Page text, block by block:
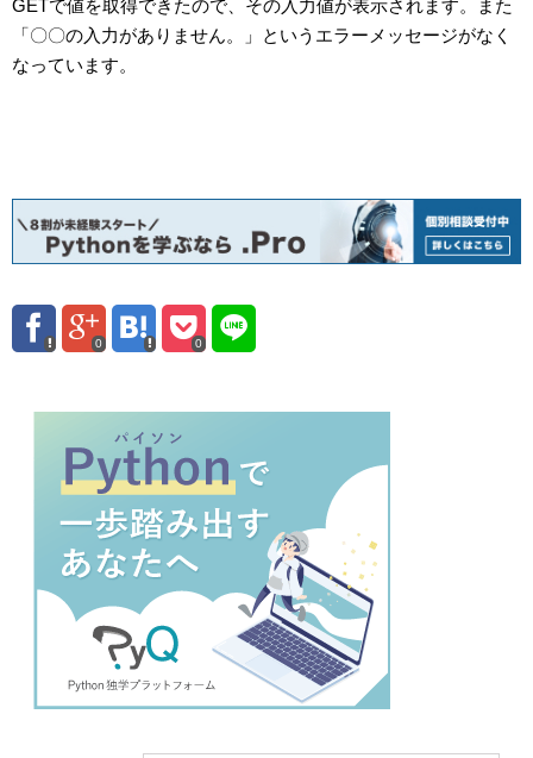
GETで値を取得できたので、その入力値が表示されます。また
「〇〇の入力がありません。」というエラーメッセージがなく
なっています。
0 0